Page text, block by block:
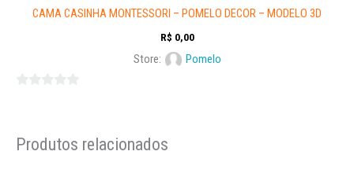
CAMA CASINHA MONTESSORI – POMELO DECOR – MODELO 3D
R$ 0,00
Store: Pomelo
5Produtos relacionados